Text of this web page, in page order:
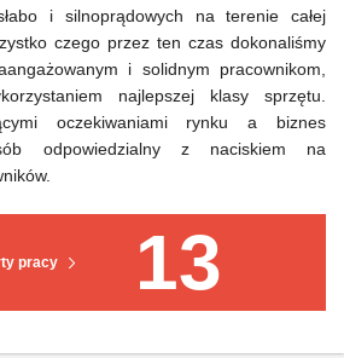
pracy 13
i silnoprądowych na terenie całej
czego przez ten czas dokonaliśmy
i solidnym pracownikom,
najlepszej klasy sprzętu.
oczekiwaniami rynku a biznes
odpowiedzialny z naciskiem na